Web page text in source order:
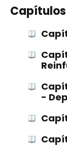
Capítulos
-